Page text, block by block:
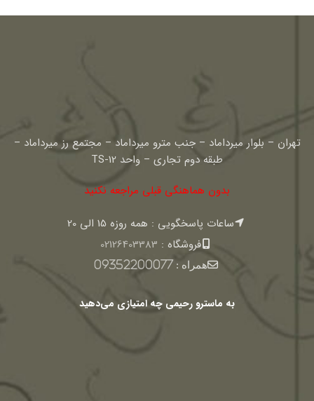
تهران – بلوار میرداماد – جنب مترو میرداماد – مجتمع رز میرداماد –
طبقه دوم تجاری – واحد TS-12
بدون هماهنگی قبلی مراجعه نکنید
ساعات پاسخگویی : همه روزه 15 الی 20
فروشگاه : 02126403383
همراه :09352200077
به ماسترو رحیمی چه امتیازی می‌دهید